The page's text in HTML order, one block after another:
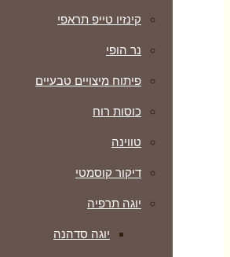
קינזיו טייפ תראפי
נר הופי
פיתוח מיצויים טבעיים
כוסות רוח
טווינה
דיקור קוסמטי
יוגה תרפיה
יוגה סדהנה